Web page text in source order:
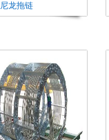
尼龙拖链